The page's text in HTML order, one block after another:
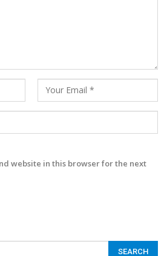
website in this browser for the next